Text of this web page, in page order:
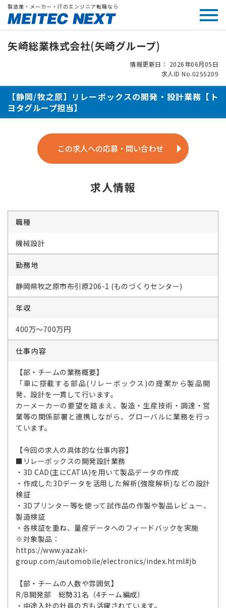
製造業・メーカー・ITのエンジニア転職なら
矢崎総業株式会社(矢崎グループ)
情報更新日： 2026年06月05日
求人ID No.0255209
【静岡/牧之原】リレーボックスの開発・設計業務【ト
ヨタグループ担当】
この求人への応募・問い合わせ
求人情報
職種
機械設計
勤務地
静岡県牧之原市布引原206-1 (ものづくりセンター)
年収
400万～700万円
仕事内容
【部・チームの業務概要】
「車に搭載する部品(リレーボックス)の提案から製品開
発、設計を一貫して行います。
カーメーカーの要望を踏まえ、製造・生産技術・調達・営
業等の関係部署と連携しながら、グローバルに業務を行っ
ています。
【今回の求人の具体的な仕事内容】
■リレーボックスの開発設計業務
・3D CAD(主にCATIA)を用いて製品データの作成
・作成した3Dデータを活用した解析(強度解析)などの設計
検証
・3Dプリンター等を使って試作品の作製や製品レビュー、
製造検証
・各検証を重ね、量産データへのフィードバックを実施
※対象製品：
https://www.yazaki-
group.com/automobile/electronics/index.html#jb
【部・チームの人数や雰囲気】
R/B開発部 総勢31名（4チーム編成）
・中途入社の社員の方も活躍されています。